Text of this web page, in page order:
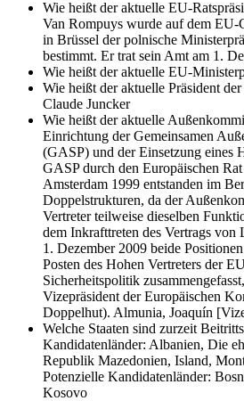
Wie heißt der aktuelle EU-
Van Rompuys wurde auf dem
in Brüssel der polnische
bestimmt. Er trat sein Amt am 1.
Wie heißt der aktuelle EU-
Wie heißt der aktuelle Präsident
Claude Juncker
Wie heißt der aktuelle
Einrichtung der Gemeinsamen
(GASP) und der Einsetzung eines
GASP durch den Europäischen
Amsterdam 1999 entstanden im
Doppelstrukturen, da der
Vertreter teilweise dieselben
dem Inkrafttreten des Vertrags von
1. Dezember 2009 beide
Posten des Hohen Vertreters der
Sicherheitspolitik
Vizepräsident der Europäischen
Doppelhut). Almunia, Joaquín
Welche Staaten sind zurzeit
Kandidatenländer: Albanien, Die
Republik Mazedonien, Island,
Potenzielle Kandidatenländer:
Kosovo